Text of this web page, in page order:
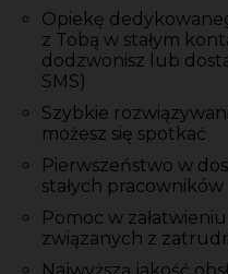
Opiekę
z Tobą w stałym
dodzwonisz lub
SMS)
Szybkie
możesz się spotkać
Pierwszeństwo w
stałych pracowników
Pomoc w
związanych z